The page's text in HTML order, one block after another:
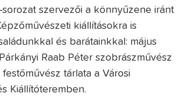
sorozat szervezői a könnyűzene iránt
kiállításokra is
és barátainkkal: május
Raab Péter szobrászművész
tárlata a Városi
Kiállítóteremben.